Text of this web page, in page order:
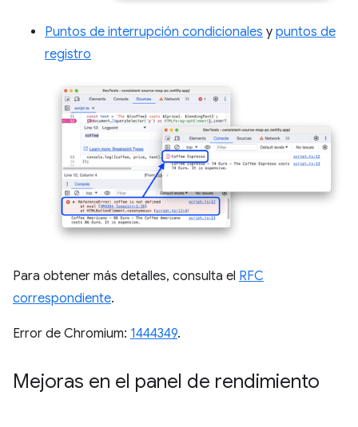
Puntos de interrupción condicionales y puntos de
registro
Para obtener más detalles, consulta el RFC
correspondiente.
Error de Chromium: 1444349.
Mejoras en el panel de rendimiento